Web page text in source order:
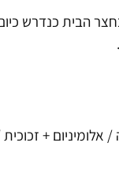
בחצר הבית כנדרש